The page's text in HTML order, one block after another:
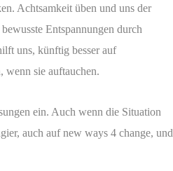
Achtsamkeit üben und uns der
Entspannungen durch
uns, künftig besser auf
wenn sie auftauchen.
ein. Auch wenn die Situation
auch auf new ways 4 change, und